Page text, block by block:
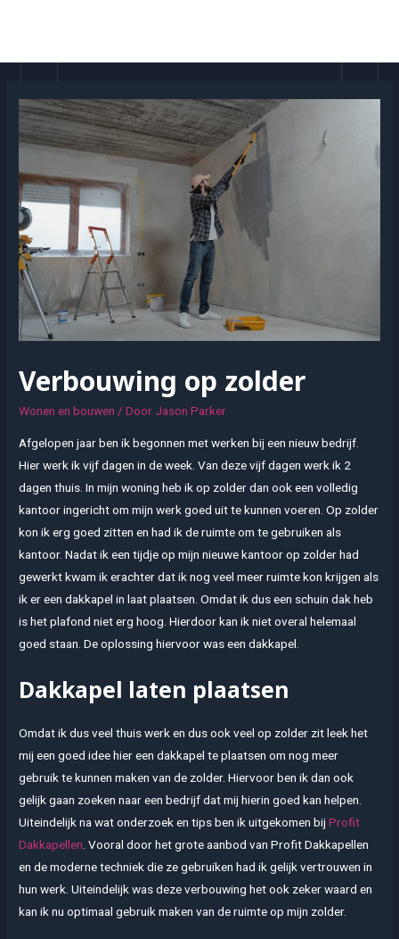
Verbouwing op zolder
Wonen en bouwen / Door Jason Parker
Afgelopen jaar ben ik begonnen met werken bij een nieuw bedrijf.
Hier werk ik vijf dagen in de week. Van deze vijf dagen werk ik 2
dagen thuis. In mijn woning heb ik op zolder dan ook een volledig
kantoor ingericht om mijn werk goed uit te kunnen voeren. Op zolder
kon ik erg goed zitten en had ik de ruimte om te gebruiken als
kantoor. Nadat ik een tijdje op mijn nieuwe kantoor op zolder had
gewerkt kwam ik erachter dat ik nog veel meer ruimte kon krijgen als
ik er een dakkapel in laat plaatsen. Omdat ik dus een schuin dak heb
is het plafond niet erg hoog. Hierdoor kan ik niet overal helemaal
goed staan. De oplossing hiervoor was een dakkapel.
Dakkapel laten plaatsen
Omdat ik dus veel thuis werk en dus ook veel op zolder zit leek het
mij een goed idee hier een dakkapel te plaatsen om nog meer
gebruik te kunnen maken van de zolder. Hiervoor ben ik dan ook
gelijk gaan zoeken naar een bedrijf dat mij hierin goed kan helpen.
Uiteindelijk na wat onderzoek en tips ben ik uitgekomen bijProfit
Dakkapellen . Vooral door het grote aanbod van Profit Dakkapellen
en de moderne techniek die ze gebruiken had ik gelijk vertrouwen in
hun werk. Uiteindelijk was deze verbouwing het ook zeker waard en
kan ik nu optimaal gebruik maken van de ruimte op mijn zolder.